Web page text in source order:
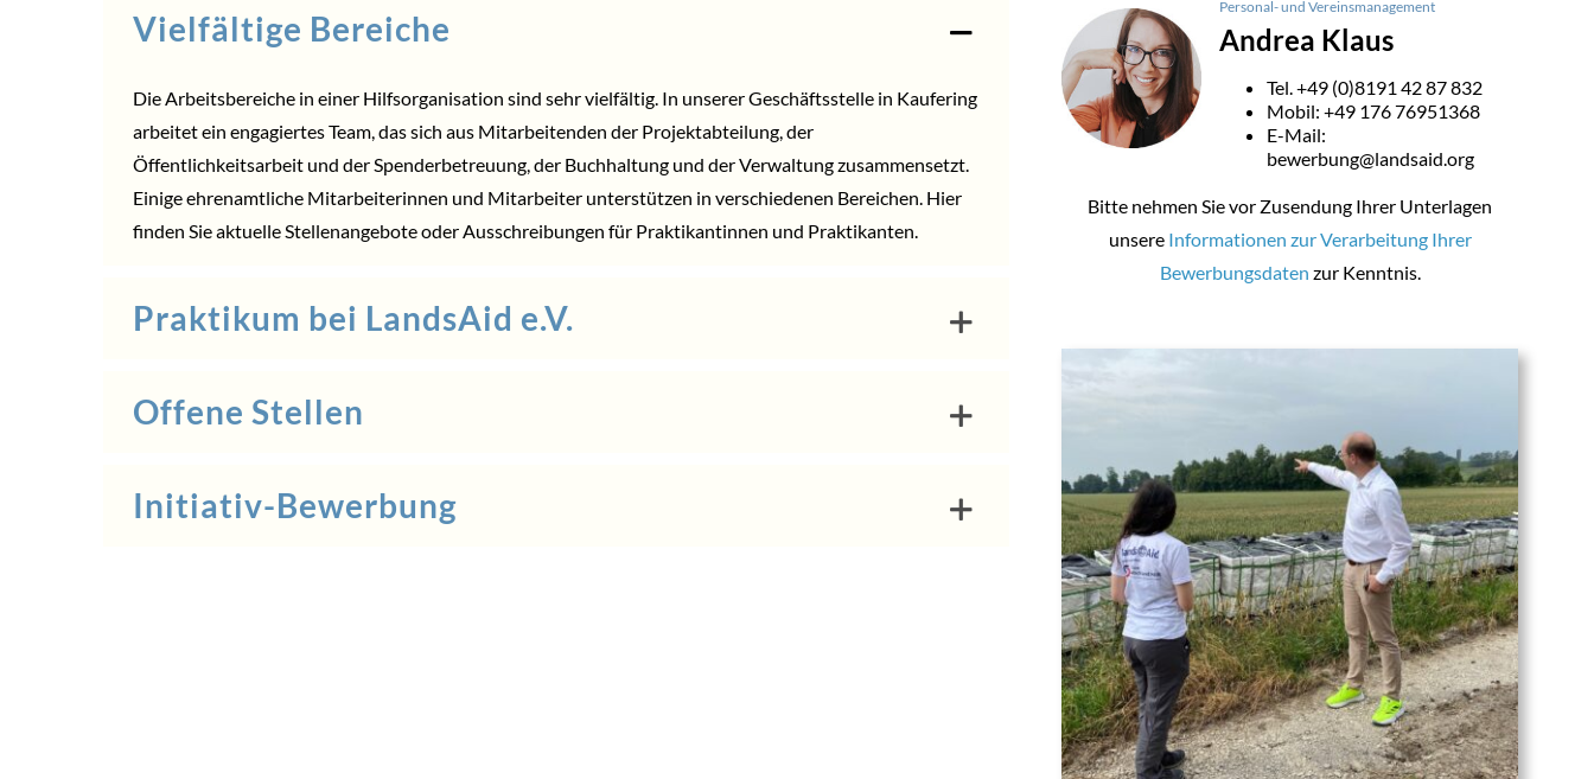
Vielfältige Bereiche
Die Arbeitsbereiche in einer Hilfsorganisation sind sehr vielfältig. In unserer Geschäftsstelle in Kaufering
arbeitet ein engagiertes Team, das sich aus Mitarbeitenden der Projektabteilung, der
Öffentlichkeitsarbeit und der Spenderbetreuung, der Buchhaltung und der Verwaltung zusammensetzt.
Einige ehrenamtliche Mitarbeiterinnen und Mitarbeiter unterstützen in verschiedenen Bereichen. Hier
finden Sie aktuelle Stellenangebote oder Ausschreibungen für Praktikantinnen und Praktikanten.
Praktikum bei LandsAid e.V.
Offene Stellen
Initiativ-Bewerbung
Personal- und Vereinsmanagement
Andrea Klaus
Tel. +49 (0)8191 42 87 832
Mobil: +49 176 76951368
E-Mail:
bewerbung@landsaid.org
Bitte nehmen Sie vor Zusendung Ihrer Unterlagen
unsere Informationen zur Verarbeitung Ihrer
Bewerbungsdaten zur Kenntnis.